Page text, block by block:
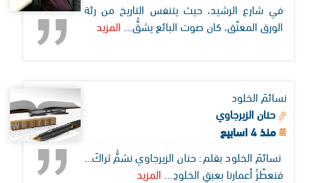
في شارع الرشيد، حيث يتنفس التاريخ من رئة
الورق المعتّق، كان صوت البائع يشقُّ... المزيد
نسائمَ الخلود
حنان الزيرجاوي
منذ 4 اسابيع
نسائمَ الخلود بقلم: حنان الزيرجاوي نشمُّ ثراكَ…
فنعطّرُ أعمارنا بعبقِ الخلودِ... المزيد